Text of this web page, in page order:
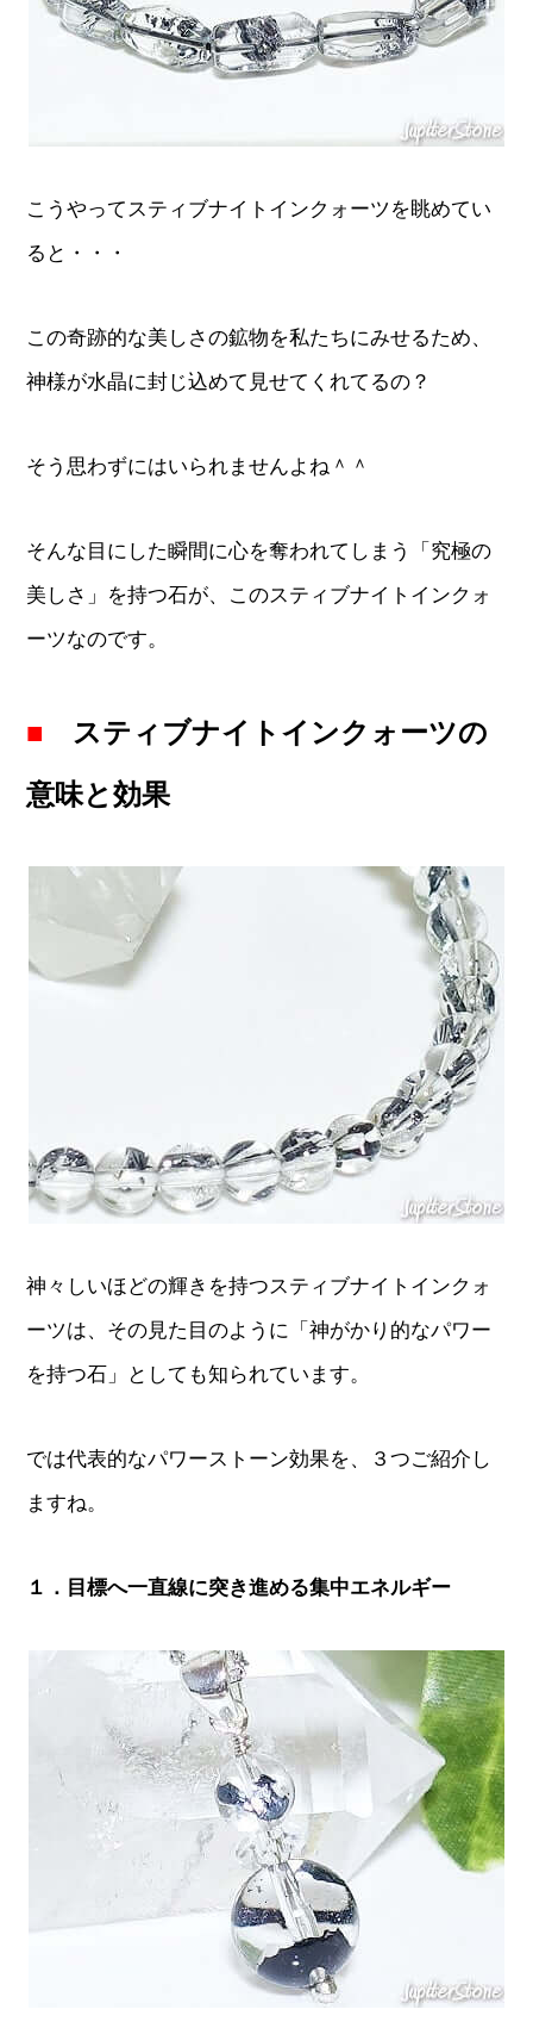
こうやってスティブナイトインクォーツを眺めてい
ると・・・
この奇跡的な美しさの鉱物を私たちにみせるため、
神様が水晶に封じ込めて見せてくれてるの？
そう思わずにはいられませんよね＾＾
そんな目にした瞬間に心を奪われてしまう「究極の
美しさ」を持つ石が、このスティブナイトインクォ
ーツなのです。
■ スティブナイトインクォーツの
意味と効果
神々しいほどの輝きを持つスティブナイトインクォ
ーツは、その見た目のように「神がかり的なパワー
を持つ石」としても知られています。
では代表的なパワーストーン効果を、３つご紹介し
ますね。
１．目標へ一直線に突き進める集中エネルギー